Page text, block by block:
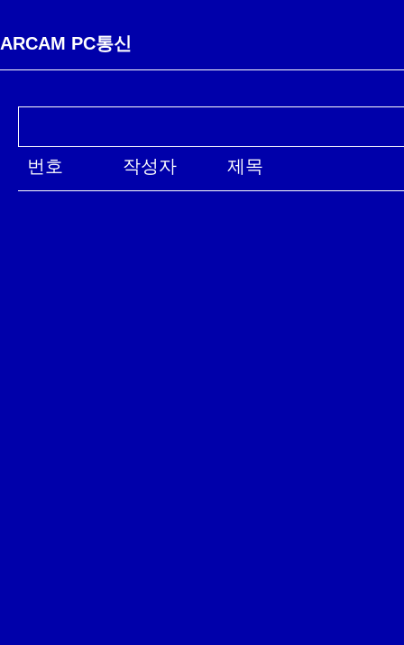
ARCAM PC통신
번호 작성자 제목